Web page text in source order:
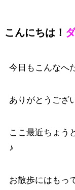
こんにちは！
今日もこんなへ
ありがとうござ
ここ最近ちょう
♪
お散歩にはもっ